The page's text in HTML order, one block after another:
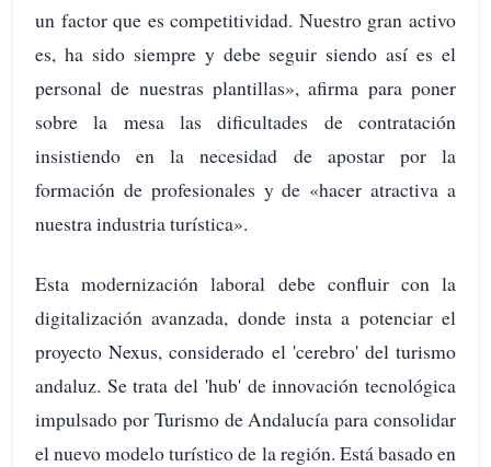
un factor que es competitividad. Nuestro gran activo
es, ha sido siempre y debe seguir siendo así es el
personal de nuestras plantillas», afirma para poner
sobre la mesa las dificultades de contratación
insistiendo en la necesidad de apostar por la
formación de profesionales y de «hacer atractiva a
nuestra industria turística».
Esta modernización laboral debe confluir con la
digitalización avanzada, donde insta a potenciar el
proyecto Nexus, considerado el 'cerebro' del turismo
andaluz. Se trata del 'hub' de innovación tecnológica
impulsado por Turismo de Andalucía para consolidar
el nuevo modelo turístico de la región. Está basado en